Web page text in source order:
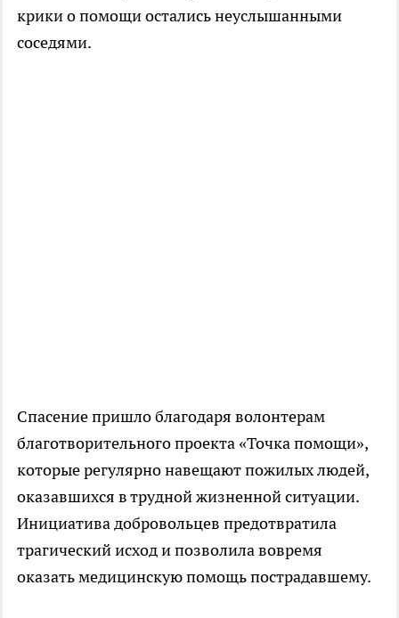
крики о помощи остались неуслышанными
соседями.
Спасение пришло благодаря волонтерам
благотворительного проекта «Точка помощи»,
которые регулярно навещают пожилых людей,
оказавшихся в трудной жизненной ситуации.
Инициатива добровольцев предотвратила
трагический исход и позволила вовремя
оказать медицинскую помощь пострадавшему.